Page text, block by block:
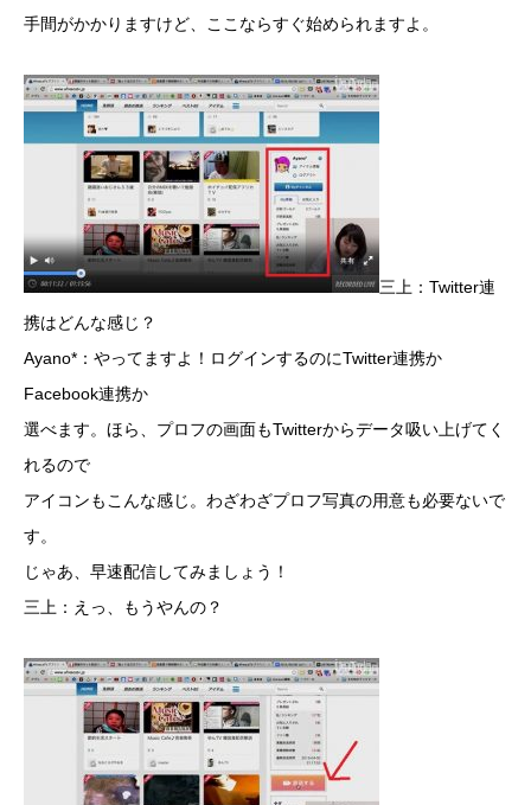
手間がかかりますけど、ここならすぐ始められますよ。
三上：Twitter連
携はどんな感じ？
Ayano*：やってますよ！ログインするのにTwitter連携か
Facebook連携か
選べます。ほら、プロフの画面もTwitterからデータ吸い上げてく
れるので
アイコンもこんな感じ。わざわざプロフ写真の用意も必要ないで
す。
じゃあ、早速配信してみましょう！
三上：えっ、もうやんの？